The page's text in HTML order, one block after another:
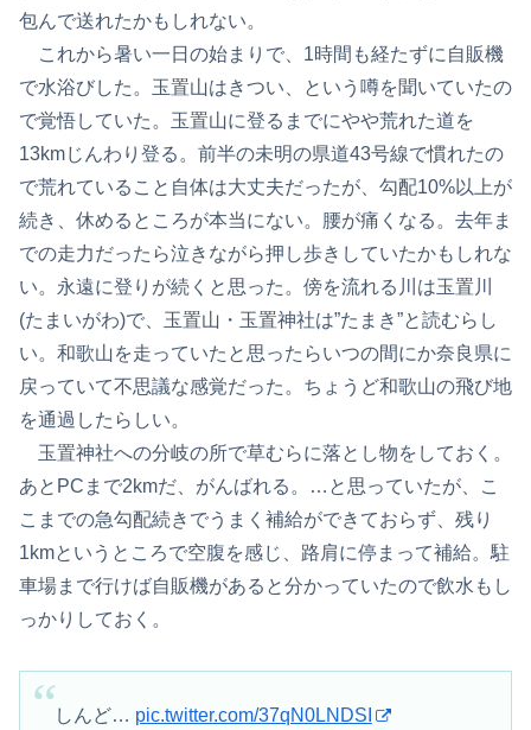
包んで送れたかもしれない。
これから暑い一日の始まりで、1時間も経たずに自販機
で水浴びした。玉置山はきつい、という噂を聞いていたの
で覚悟していた。玉置山に登るまでにやや荒れた道を
13kmじんわり登る。前半の未明の県道43号線で慣れたの
で荒れていること自体は大丈夫だったが、勾配10%以上が
続き、休めるところが本当にない。腰が痛くなる。去年ま
での走力だったら泣きながら押し歩きしていたかもしれな
い。永遠に登りが続くと思った。傍を流れる川は玉置川
(たまいがわ)で、玉置山・玉置神社は”たまき”と読むらし
い。和歌山を走っていたと思ったらいつの間にか奈良県に
戻っていて不思議な感覚だった。ちょうど和歌山の飛び地
を通過したらしい。
玉置神社への分岐の所で草むらに落とし物をしておく。
あとPCまで2kmだ、がんばれる。…と思っていたが、こ
こまでの急勾配続きでうまく補給ができておらず、残り
1kmというところで空腹を感じ、路肩に停まって補給。駐
車場まで行けば自販機があると分かっていたので飲水もし
っかりしておく。
しんど… pic.twitter.com/37qN0LNDSI